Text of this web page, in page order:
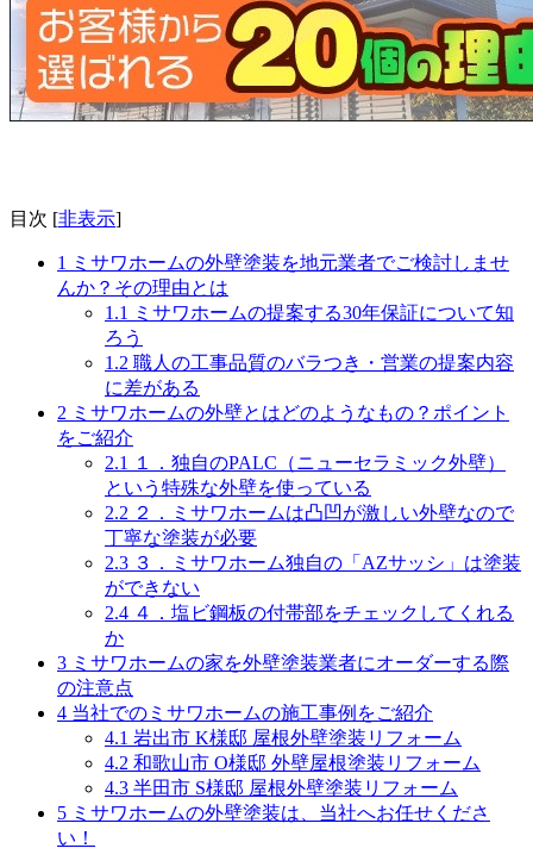
目次 [非表示]
1
ミサワホームの外壁塗装を地元業者でご検討しませ
んか？その理由とは
1.1
ミサワホームの提案する30年保証について知
ろう
1.2 職人の工事品質のバラつき・営業の提案内容
に差がある
2 ミサワホームの外壁とはどのようなもの？ポイント
をご紹介
2.1
１．独自のPALC（ニューセラミック外壁）
という特殊な外壁を使っている
2.2 ２．ミサワホームは凸凹が激しい外壁なので
丁寧な塗装が必要
2.3 ３．ミサワホーム独自の「AZサッシ」は塗装
ができない
2.4 ４．塩ビ鋼板の付帯部をチェックしてくれる
か
3 ミサワホームの家を外壁塗装業者にオーダーする際
の注意点
4 当社でのミサワホームの施工事例をご紹介
4.1 岩出市 K様邸 屋根外壁塗装リフォーム
4.2 和歌山市 O様邸 外壁屋根塗装リフォーム
4.3 半田市 S様邸 屋根外壁塗装リフォーム
5 ミサワホームの外壁塗装は、当社へお任せくださ
い！